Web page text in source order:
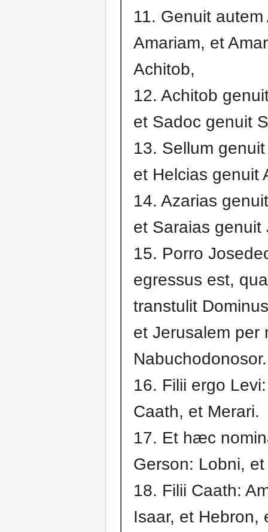
11. Genuit autem
Amariam, et
Achitob,
12. Achitob
et Sadoc genuit
13. Sellum
et Helcias genuit
14. Azarias
et Saraias genuit
15. Porro
egressus est,
transtulit
et Jerusalem per
Nabuchodonosor.
16. Filii ergo
Caath, et Merari.
17. Et hæc
Gerson: Lobni,
18. Filii Caath:
Isaar, et Hebron,